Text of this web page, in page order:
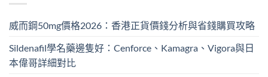
威而鋼50mg價格2026：香港正貨價錢分析與省錢購買攻略
Sildenafil學名藥邊隻好：Cenforce、Kamagra、Vigora與日
本偉哥詳細對比